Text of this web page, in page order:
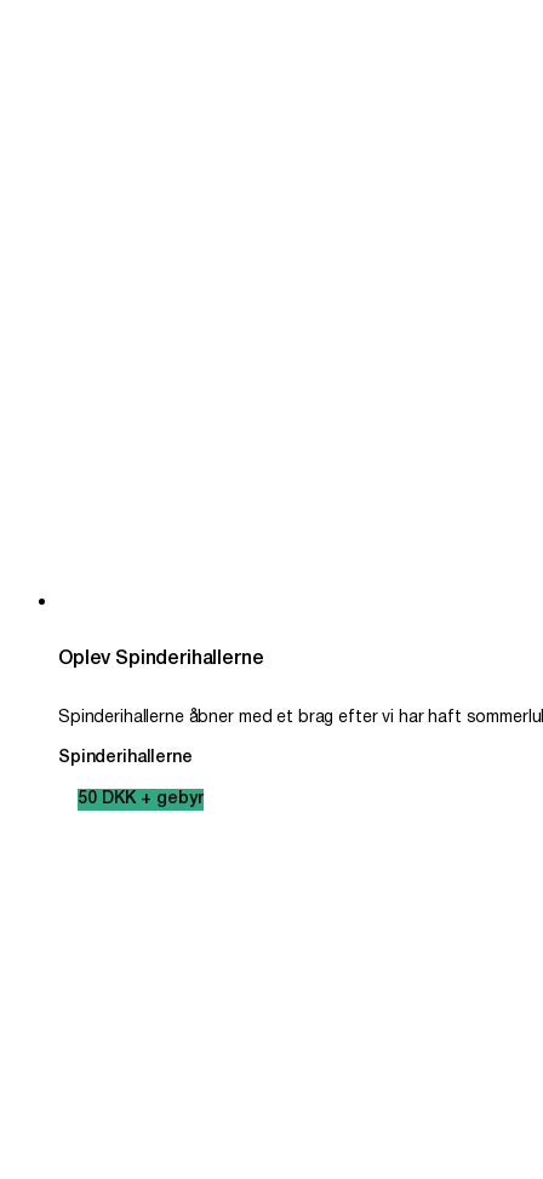
Oplev Spinderihallerne
Spinderihallerne åbner med et brag efter vi har haft
Spinderihallerne
50 DKK + gebyr